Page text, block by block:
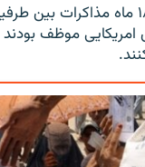
این توافق پس از ۱۸ ماه